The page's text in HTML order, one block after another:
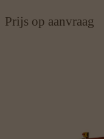
Prijs op aanvraag